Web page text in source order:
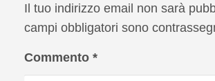
Il tuo indirizzo email non sarà
campi obbligatori sono
Commento *